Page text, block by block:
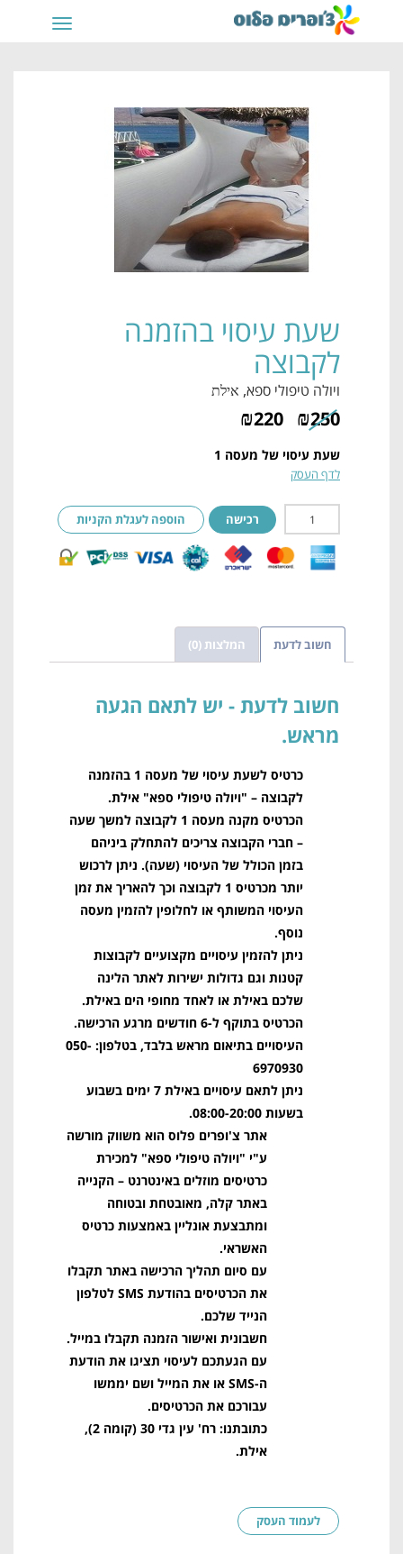
תפריט
שעת עיסוי בהזמנה
לקבוצה
ויולה טיפולי ספא, אילת
₪250
₪220
שעת עיסוי של מעסה 1
לדף העסק
רכישה הוספה לעגלת הקניות
חשוב לדעת המלצות (0)
חשוב לדעת
כרטיס לשעת עיסוי של מעסה 1 בהזמנה
לקבוצה – "ויולה טיפולי ספא" אילת.
הכרטיס מקנה מעסה 1 לקבוצה למשך שעה
– חברי הקבוצה צריכים להתחלק ביניהם
בזמן הכולל של העיסוי (שעה). ניתן לרכוש
יותר מכרטיס 1 לקבוצה וכך להאריך את זמן
העיסוי המשותף או לחלופין להזמין מעסה
נוסף.
ניתן להזמין עיסויים מקצועיים לקבוצות
קטנות וגם גדולות ישירות לאתר הלינה
שלכם באילת או לאחד מחופי הים באילת.
הכרטיס בתוקף ל-6 חודשים מרגע הרכישה.
העיסויים בתיאום מראש בלבד, בטלפון: 050-
6970930
ניתן לתאם עיסויים באילת 7 ימים בשבוע
בשעות 08:00-20:00.
אתר צ'ופרים פלוס הוא משווק מורשה
ע"י "ויולה טיפולי ספא" למכירת
כרטיסים מוזלים באינטרנט – הקנייה
באתר קלה, מאובטחת ובטוחה
ומתבצעת אונליין באמצעות כרטיס
האשראי.
עם סיום תהליך הרכישה באתר תקבלו
את הכרטיסים בהודעת SMS לטלפון
הנייד שלכם.
חשבונית ואישור הזמנה תקבלו במייל.
עם הגעתכם לעיסוי תציגו את הודעת
ה-SMS או את המייל ושם יממשו
עבורכם את הכרטיסים.
כתובתנו: רח' עין גדי 30 (קומה 2),
אילת.
לעמוד העסק